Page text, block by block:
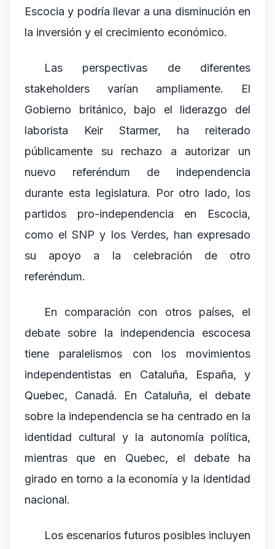
Escocia y podría llevar a una disminución en
la inversión y el crecimiento económico.
Las perspectivas de diferentes
stakeholders varían ampliamente. El
Gobierno británico, bajo el liderazgo del
laborista Keir Starmer, ha reiterado
públicamente su rechazo a autorizar un
nuevo referéndum de independencia
durante esta legislatura. Por otro lado, los
partidos pro-independencia en Escocia,
como el SNP y los Verdes, han expresado
su apoyo a la celebración de otro
referéndum.
En comparación con otros países, el
debate sobre la independencia escocesa
tiene paralelismos con los movimientos
independentistas en Cataluña, España, y
Quebec, Canadá. En Cataluña, el debate
sobre la independencia se ha centrado en la
identidad cultural y la autonomía política,
mientras que en Quebec, el debate ha
girado en torno a la economía y la identidad
nacional.
Los escenarios futuros posibles incluyen